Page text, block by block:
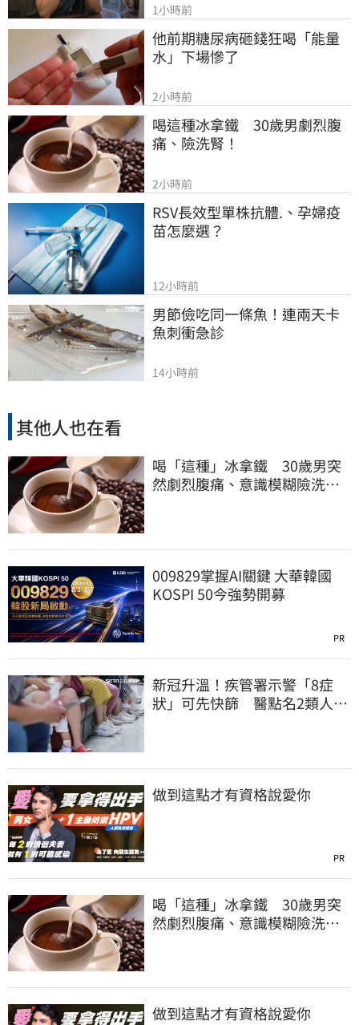
1小時前
他前期糖尿病砸錢狂喝「能量
水」下場慘了
2小時前
喝這種冰拿鐵　30歲男劇烈腹
痛、險洗腎！
2小時前
RSV長效型單株抗體.、孕婦疫
苗怎麼選？
12小時前
男節儉吃同一條魚！連兩天卡
魚刺衝急診
14小時前
其他人也在看
喝「這種」冰拿鐵 30歲男突
然劇烈腹痛、意識模糊險洗
009829掌握AI關鍵 大華韓國
KOSPI 50今強勢開募
PR
新冠升溫！疾管署示警「8症
狀」可先快篩 醫點名2類人重
做到這點才有資格說愛你
PR
喝「這種」冰拿鐵 30歲男突
然劇烈腹痛、意識模糊險洗
做到這點才有資格說愛你